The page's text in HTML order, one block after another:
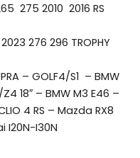
275 2010 2016 RS
276 296 TROPHY
– GOLF4/S1 – BMW
18″ – BMW M3 E46 –
4 RS – Mazda RX8
I20N-I30N